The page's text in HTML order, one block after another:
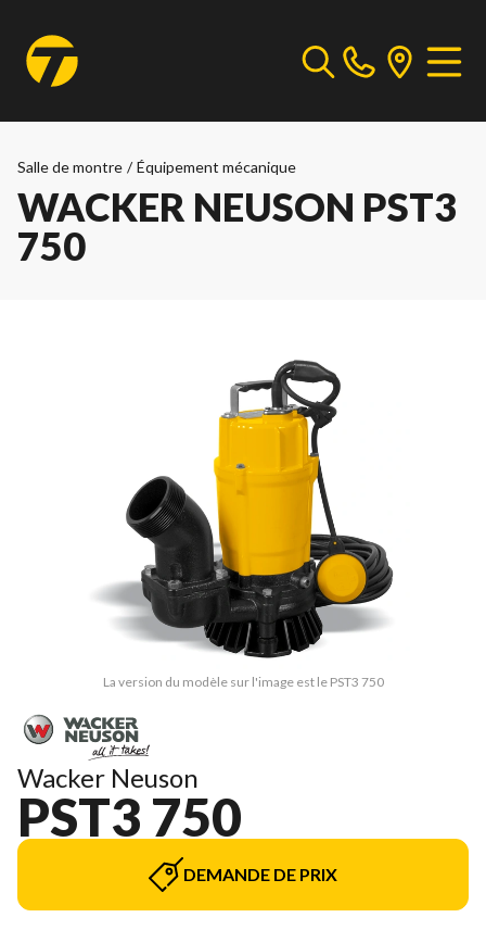
Salle de montre / Équipement mécanique
WACKER NEUSON PST3
750
La version du modèle sur l'image est le PST3 750
Wacker Neuson
PST3 750
DEMANDE DE PRIX